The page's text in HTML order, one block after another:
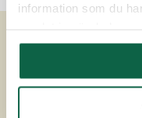
information som du